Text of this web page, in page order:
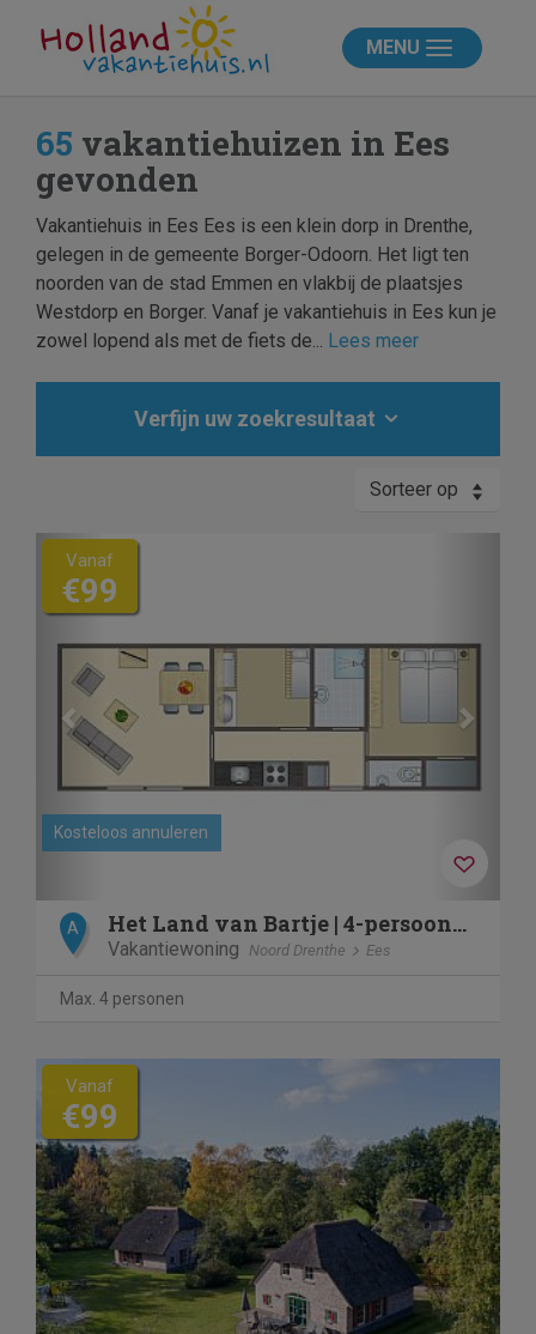
MENU
65 vakantiehuizen in Ees
gevonden
Vakantiehuis in Ees Ees is een klein dorp in Drenthe,
gelegen in de gemeente Borger-Odoorn. Het ligt ten
noorden van de stad Emmen en vlakbij de plaatsjes
Westdorp en Borger. Vanaf je vakantiehuis in Ees kun je
zowel lopend als met de fiets de... Lees meer
Verfijn uw zoekresultaat
Sorteer op
Previous
Kosteloos annuleren
Vanaf
€99
A Het Land van Bartje | 4-persoons peuterstacaravan | 4BCK
Vakantiewoning Noord Drenthe Ees
Max. 4 personen
Vanaf
€99